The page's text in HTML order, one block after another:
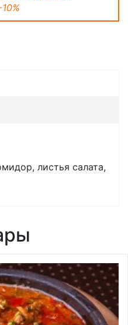
листья салата,